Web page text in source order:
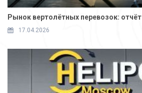
Рынок вертолётных перевозок: отчёт
17.04.2026